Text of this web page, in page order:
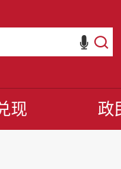
现 政